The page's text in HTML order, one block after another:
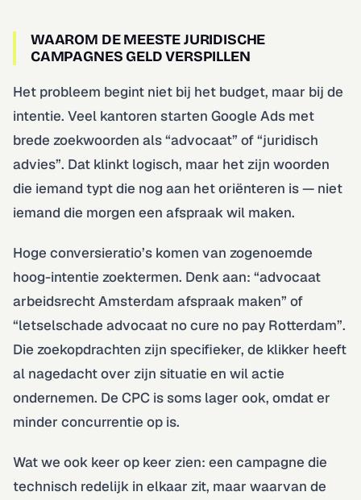
WAAROM DE MEESTE JURIDISCHE
CAMPAGNES GELD VERSPILLEN
Het probleem begint niet bij het budget, maar bij de
intentie. Veel kantoren starten Google Ads met
brede zoekwoorden als “advocaat” of “juridisch
advies”. Dat klinkt logisch, maar het zijn woorden
die iemand typt die nog aan het oriënteren is — niet
iemand die morgen een afspraak wil maken.
Hoge conversieratio’s komen van zogenoemde
hoog-intentie zoektermen. Denk aan: “advocaat
arbeidsrecht Amsterdam afspraak maken” of
“letselschade advocaat no cure no pay Rotterdam”.
Die zoekopdrachten zijn specifieker, de klikker heeft
al nagedacht over zijn situatie en wil actie
ondernemen. De CPC is soms lager ook, omdat er
minder concurrentie op is.
Wat we ook keer op keer zien: een campagne die
technisch redelijk in elkaar zit, maar waarvan de